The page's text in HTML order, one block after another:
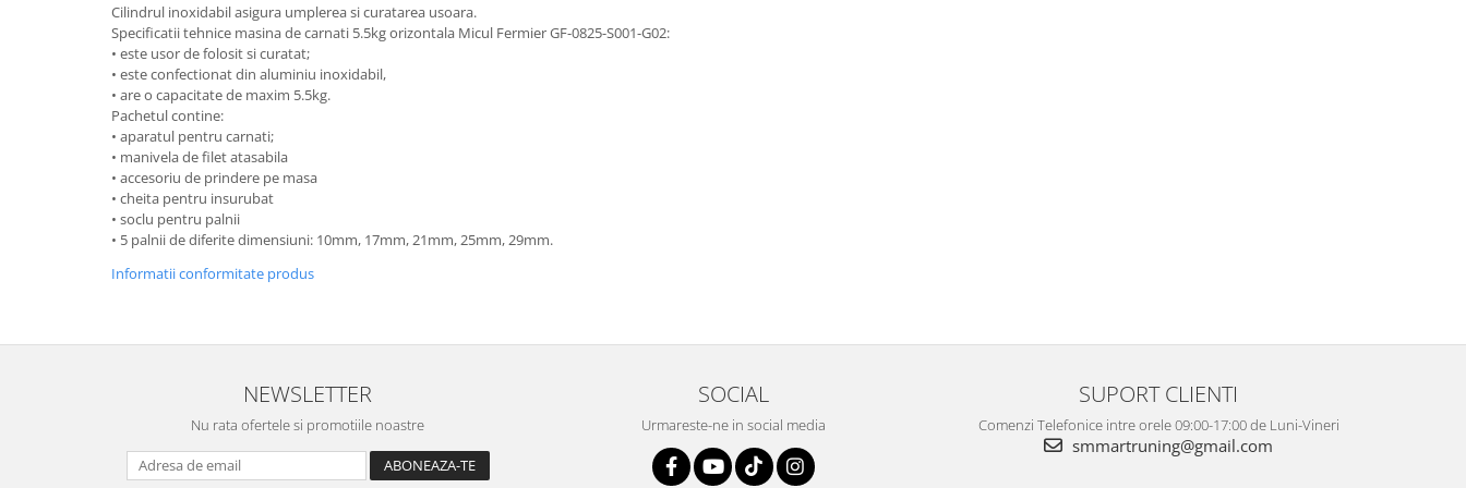
Cilindrul inoxidabil asigura umplerea si curatarea usoara.
Specificatii tehnice masina de carnati 5.5kg orizontala Micul Fermier GF-0825-S001-G02:
• este usor de folosit si curatat;
• este confectionat din aluminiu inoxidabil,
• are o capacitate de maxim 5.5kg.
Pachetul contine:
• aparatul pentru carnati;
• manivela de filet atasabila
• accesoriu de prindere pe masa
• cheita pentru insurubat
• soclu pentru palnii
• 5 palnii de diferite dimensiuni: 10mm, 17mm, 21mm, 25mm, 29mm.
Informatii conformitate produs
NEWSLETTER
Nu rata ofertele si promotiile noastre
SOCIAL
Urmareste-ne in social media
SUPORT CLIENTI
Comenzi Telefonice intre orele 09:00-17:00 de Luni-Vineri
smmartruning@gmail.com